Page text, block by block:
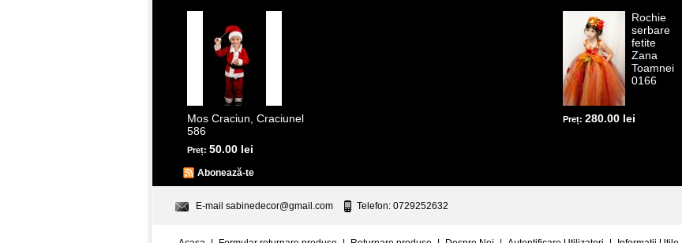
Mos Craciun, Craciunel
586
Preț: 50.00 lei
Abonează-te
Rochie
serbare
fetite
Zana
Toamnei
0166
Preț: 280.00 lei
E-mail sabinedecor@gmail.com Telefon: 0729252632